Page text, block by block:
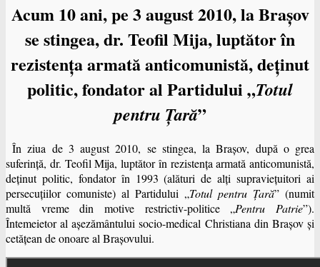
Acum 10 ani, pe 3 august 2010, la Braşov
se stingea, dr. Teofil Mija, luptător în
rezistenţa armată anticomunistă, deţinut
politic, fondator al Partidului „Totul
pentru Ţară”
În ziua de 3 august 2010, se stingea, la Braşov, după o grea
suferinţă, dr. Teofil Mija, luptător în rezistenţa armată anticomunistă,
deţinut politic, fondator în 1993 (alături de alţi supravieţuitori ai
persecuţiilor comuniste) al Partidului „Totul pentru Ţară” (numit
multă vreme din motive restrictiv-politice „Pentru Patrie”).
Întemeietor al aşezământului socio-medical Christiana din Braşov și
cetăţean de onoare al Braşovului.